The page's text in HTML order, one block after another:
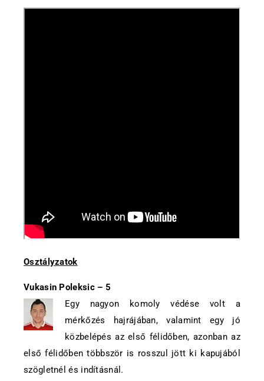
Osztályzatok
Vukasin Poleksic – 5
Egy nagyon komoly védése volt a
mérkőzés hajrájában, valamint egy jó
közbelépés az első félidőben, azonban az
első félidőben többször is rosszul jött ki kapujából
szögletnél és indításnál.